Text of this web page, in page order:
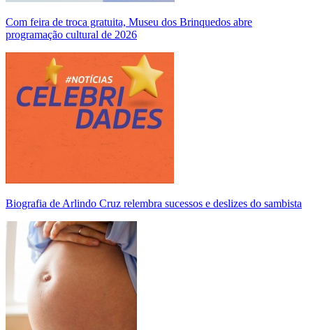
Com feira de troca gratuita, Museu dos Brinquedos abre
programação cultural de 2026
Biografia de Arlindo Cruz relembra sucessos e deslizes do sambista